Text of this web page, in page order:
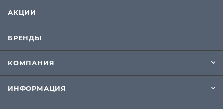
АКЦИИ
БРЕНДЫ
КОМПАНИЯ
ИНФОРМАЦИЯ